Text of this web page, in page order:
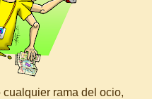
rama del ocio,